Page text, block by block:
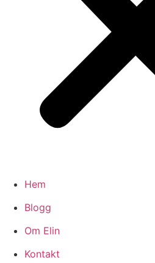
Hem
Blogg
Om Elin
Kontakt